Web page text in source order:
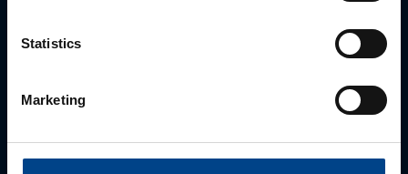
Statistics
Marketing